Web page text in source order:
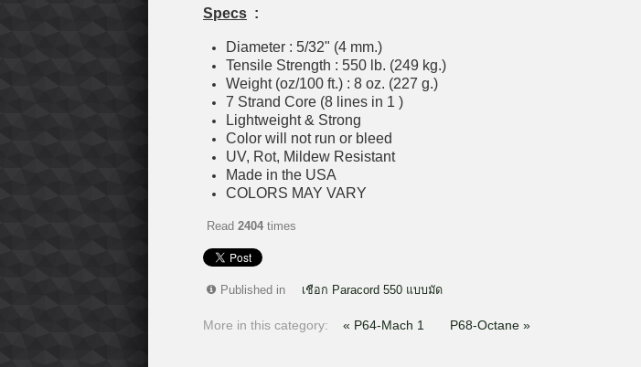
Specs :
Diameter : 5/32" (4 mm.)
Tensile Strength : 550 lb. (249 kg.)
Weight (oz/100 ft.) : 8 oz. (227 g.)
7 Strand Core (8 lines in 1 )
Lightweight & Strong
Color will not run or bleed
UV, Rot, Mildew Resistant
Made in the USA
COLORS MAY VARY
Read 2404 times
Published in เชือก Paracord 550 แบบมัด
More in this category: « P64-Mach 1 P68-Octane »